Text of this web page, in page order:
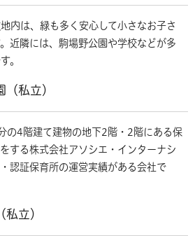
内は、緑も多く安心して小さなお子さ
近隣には、駒場野公園や学校などが多
。
私立）
の4階建て建物の地下2階・2階にある保
する株式会社アソシエ・インターナシ
認証保育所の運営実績がある会社で
立）